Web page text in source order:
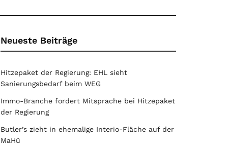
Neueste Beiträge
Hitzepaket der Regierung: EHL sieht
Sanierungsbedarf beim WEG
Immo-Branche fordert Mitsprache bei Hitzepaket
der Regierung
Butler’s zieht in ehemalige Interio-Fläche auf der
MaHü